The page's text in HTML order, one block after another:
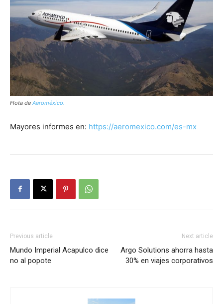
Flota de Aeroméxico.
Mayores informes en: https://aeromexico.com/es-mx
Previous article
Mundo Imperial Acapulco dice
no al popote
Next article
Argo Solutions ahorra hasta
30% en viajes corporativos